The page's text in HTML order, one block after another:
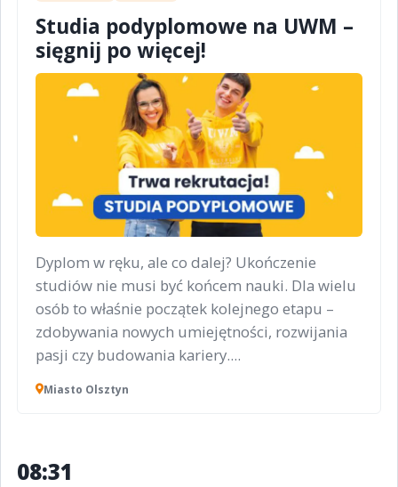
Studia podyplomowe na UWM –
sięgnij po więcej!
Dyplom w ręku, ale co dalej? Ukończenie
studiów nie musi być końcem nauki. Dla wielu
osób to właśnie początek kolejnego etapu –
zdobywania nowych umiejętności, rozwijania
pasji czy budowania kariery....
Miasto Olsztyn
08:31